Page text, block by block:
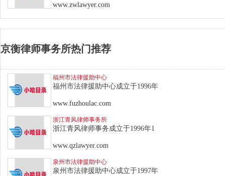
www.zwlawyer.com
京衡律师事务所热门推荐
福州市法律援助中心
福州市法律援助中心成立于1996年
www.fuzhoulac.com
浙江青风律师事务所
浙江青风律师事务成立于1996年1
www.qzlawyer.com
泉州市法律援助中心
泉州市法律援助中心成立于1997年